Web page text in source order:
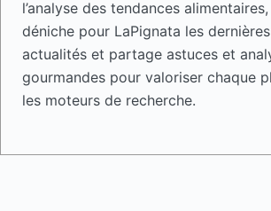
l’analyse des tendances
déniche pour LaPignata les dernières
actualités et partage astuces et
gourmandes pour valoriser chaque
les moteurs de recherche.